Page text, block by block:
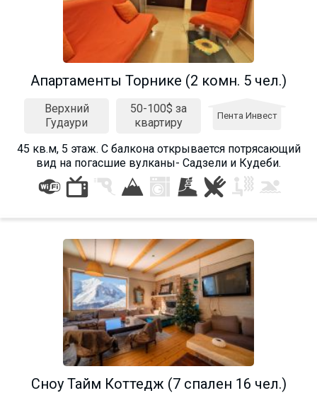
Апартаменты Торнике (2 комн. 5 чел.)
Верхний
Гудаури
50-100$ за
квартиру
Пента Инвест
45 кв.м, 5 этаж. С балкона открывается потрясающий
вид на погасшие вулканы- Садзели и Кудеби.
Сноу Тайм Коттедж (7 спален 16 чел.)